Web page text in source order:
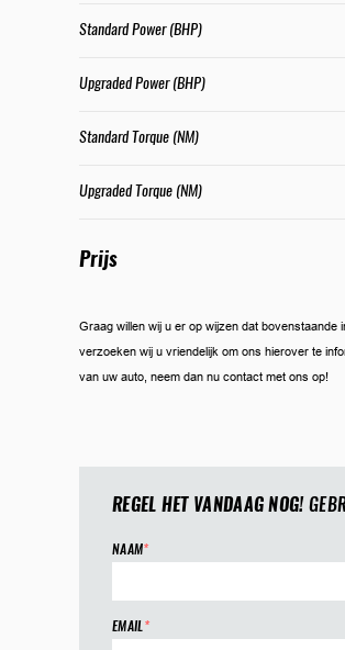
Standard Power (BHP)
Upgraded Power (BHP)
Standard Torque (NM)
Upgraded Torque (NM)
Prijs
Graag willen wij u er op wijzen dat bovenstaande
verzoeken wij u vriendelijk om ons hierover te
van uw auto, neem dan nu contact met ons op!
REGEL HET VANDAAG NOG!
NAAM*
EMAIL*